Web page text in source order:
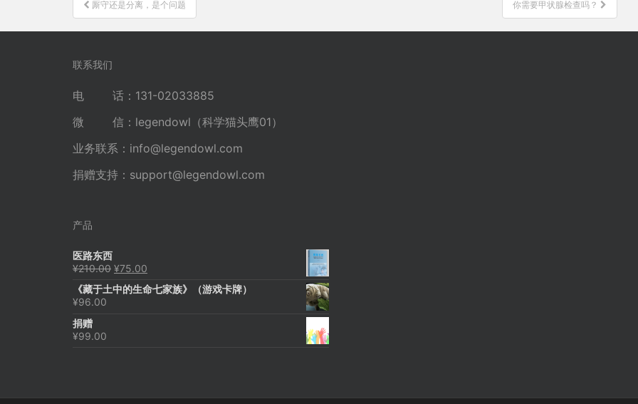
章
导
厮守还是分离，是个问题 你需要甲状腺检查吗？
联系我们
电 话：131-02033885
微 信：legendowl（科学猫头鹰01）
业务联系： info@legendowl.com
捐赠支持： support@legendowl.com
产品
医路东西
¥210.00 原
为：
¥75.00
价
《藏于土中的生命七家族》（游戏卡牌）
¥96.00
捐赠
¥99.00